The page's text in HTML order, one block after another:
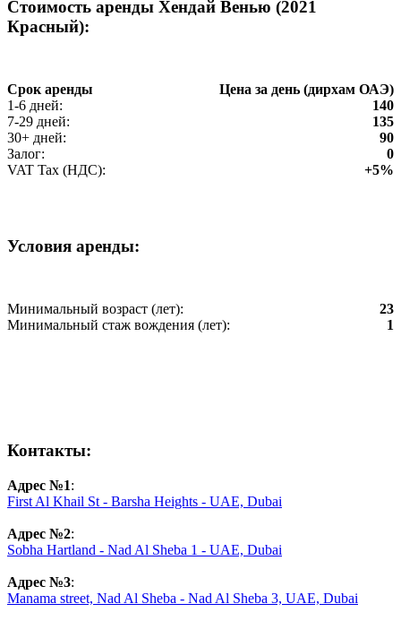
Стоимость аренды Хендай Венью (2021
Красный):
Срок аренды
Цена за день (дирхам ОАЭ)
1-6 дней:
140
7-29 дней:
135
30+ дней:
90
Залог:
0
VAT Tax (НДС):
+5%
Условия аренды:
Минимальный возраст (лет):
23
Минимальный стаж вождения (лет):
1
Контакты:
Адрес №1:
First Al Khail St - Barsha Heights - UAE, Dubai
Адрес №2:
Sobha Hartland - Nad Al Sheba 1 - UAE, Dubai
Адрес №3:
Manama street, Nad Al Sheba - Nad Al Sheba 3, UAE, Dubai